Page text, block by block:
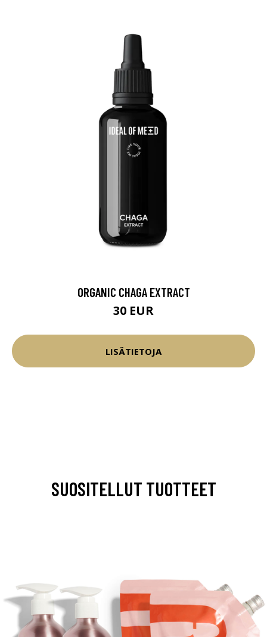
ORGANIC CHAGA EXTRACT
30 EUR
LISÄTIETOJA
SUOSITELLUT TUOTTEET